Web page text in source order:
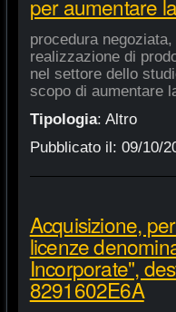
per aumentare
procedura
realizzazione di
nel settore dello
scopo di aumentare
Tipologia: Altro
Pubblicato il: 09/10/
Acquisizione,
licenze
Incorporate",
8291602E6A